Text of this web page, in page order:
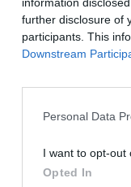
further disclosure of
participants. This
Downstream
Personal Data
I want to opt-out
Opted In